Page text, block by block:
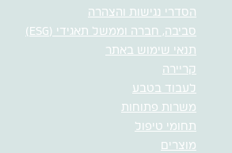
הסדרי נגישות והצהרה
סביבה, חברה וממשל תאגידי (ESG)
תנאי שימוש באתר
קריירה
לעבוד בטבע
משרות פתוחות
תחומי טיפול
מוצרים